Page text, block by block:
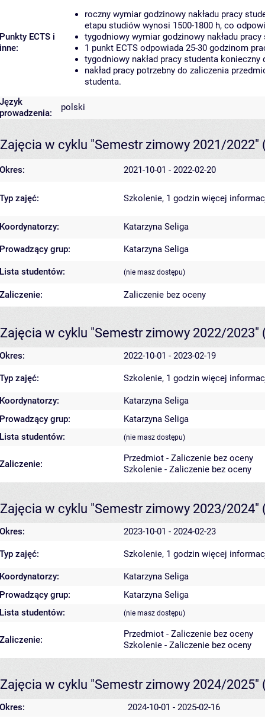
Punkty ECTS i
inne:
roczny wymiar godzinowy nakładu pracy
etapu studiów wynosi 1500-1800 h, co
tygodniowy wymiar godzinowy nakładu
1 punkt ECTS odpowiada 25-30 godzinom
tygodniowy nakład pracy studenta
nakład pracy potrzebny do zaliczenia
studenta.
Język
prowadzenia:
polski
Zajęcia w cyklu "Semestr zimowy 2021/2022"
Okres: 2021-10-01 - 2022-02-20
Typ zajęć: Szkolenie, 1 godzin więcej
Koordynatorzy: Katarzyna Seliga
Prowadzący grup: Katarzyna Seliga
Lista studentów: (nie masz dostępu)
Zaliczenie: Zaliczenie bez oceny
Zajęcia w cyklu "Semestr zimowy 2022/2023"
Okres: 2022-10-01 - 2023-02-19
Typ zajęć: Szkolenie, 1 godzin więcej
Koordynatorzy:
Katarzyna Seliga
Prowadzący grup:
Katarzyna Seliga
Lista studentów:
(nie masz dostępu)
Zaliczenie:
Przedmiot - Zaliczenie bez oceny
Szkolenie - Zaliczenie bez oceny
Zajęcia w cyklu "Semestr zimowy 2023/2024"
Okres: 2023-10-01 - 2024-02-23
Typ zajęć: Szkolenie, 1 godzin więcej
Koordynatorzy:
Katarzyna Seliga
Prowadzący grup:
Katarzyna Seliga
Lista studentów:
(nie masz dostępu)
Zaliczenie:
Przedmiot - Zaliczenie bez oceny
Szkolenie - Zaliczenie bez oceny
Zajęcia w cyklu "Semestr zimowy 2024/2025"
Okres: 2024-10-01 - 2025-02-16